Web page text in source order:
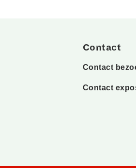
Contact
Contact
Contact